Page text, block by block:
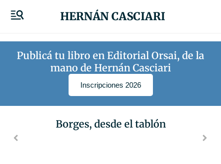
HERNÁN CASCIARI
Publicá tu libro en Editorial Orsai, de la
mano de Hernán Casciari
Inscripciones 2026
Borges, desde el tablón